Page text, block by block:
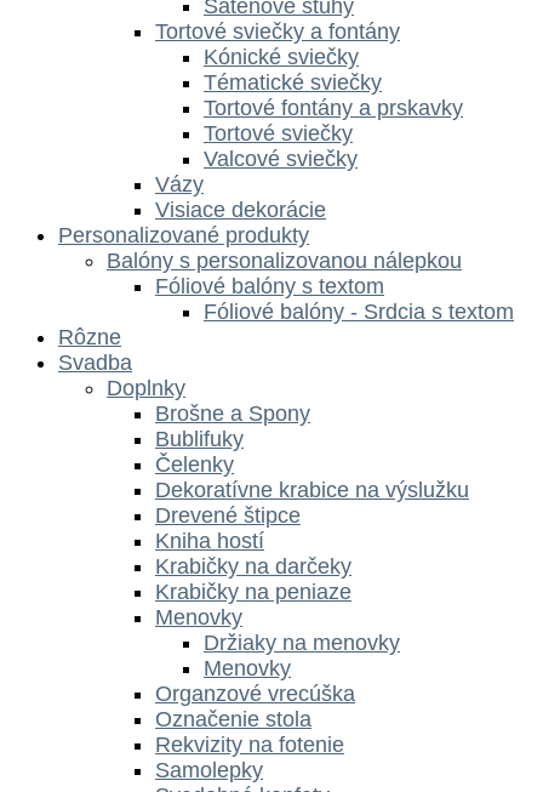
Saténové stuhy
Tortové sviečky a fontány
Kónické sviečky
Tématické sviečky
Tortové fontány a prskavky
Tortové sviečky
Valcové sviečky
Vázy
Visiace dekorácie
Personalizované produkty
Balóny s personalizovanou nálepkou
Fóliové balóny s textom
Fóliové balóny - Srdcia s textom
Rôzne
Svadba
Doplnky
Brošne a Spony
Bublifuky
Čelenky
Dekoratívne krabice na výslužku
Drevené štipce
Kniha hostí
Krabičky na darčeky
Krabičky na peniaze
Menovky
Držiaky na menovky
Menovky
Organzové vrecúška
Označenie stola
Rekvizity na fotenie
Samolepky